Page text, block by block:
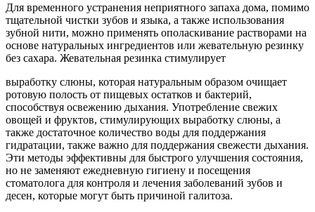
Для временного устранения неприятного запаха дома, помимо
тщательной чистки зубов и языка, а также использования
зубной нити, можно применять ополаскивание растворами на
основе натуральных ингредиентов или жевательную резинку
без сахара. Жевательная резинка стимулирует
выработку слюны, которая натуральным образом очищает
ротовую полость от пищевых остатков и бактерий,
способствуя освежению дыхания. Употребление свежих
овощей и фруктов, стимулирующих выработку слюны, а
также достаточное количество воды для поддержания
гидратации, также важно для поддержания свежести дыхания.
Эти методы эффективны для быстрого улучшения состояния,
но не заменяют ежедневную гигиену и посещения
стоматолога для контроля и лечения заболеваний зубов и
десен, которые могут быть причиной галитоза.